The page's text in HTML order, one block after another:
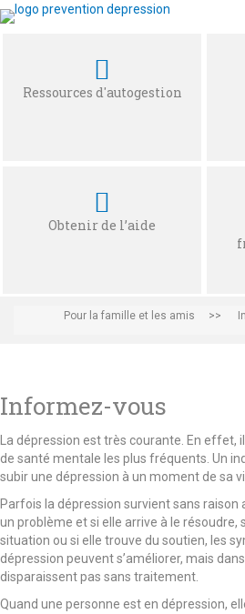
Ressources d'autogestion
Obtenir de l’aide
Pour la famille et les amis >>
Informez-vous
La dépression est très courante. En effet,
de santé mentale les plus fréquents. Un
subir une dépression à un moment de sa
Parfois la dépression survient sans raison
un problème et si elle arrive à le résoudre,
situation ou si elle trouve du soutien, les
dépression peuvent s’améliorer, mais
disparaissent pas sans traitement.
Quand une personne est en dépression,